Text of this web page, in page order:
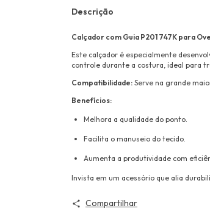
Descrição
Calçador com Guia P201 747K para
Este calçador é especialmente
controle durante a costura, ideal para
Compatibilidade: Serve na grande
Benefícios:
Melhora a qualidade do ponto.
Facilita o manuseio do tecido.
Aumenta a produtividade com
Invista em um acessório que alia
Compartilhar